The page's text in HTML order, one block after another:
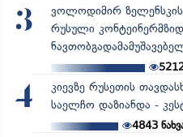
3
ვოლოდიმირ ზელენსკის
რუსული
4
კიევზე რუსეთის
საელჩო დაზიანდა -
4843